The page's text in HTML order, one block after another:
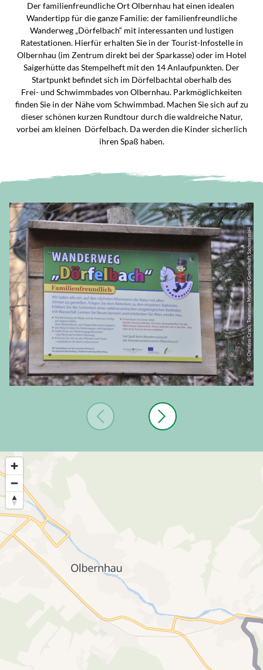
Der familienfreundliche Ort Olbernhau hat einen idealen
Wandertipp für die ganze Familie: der familienfreundliche
Wanderweg „Dörfelbach“ mit interessanten und lustigen
Ratestationen. Hierfür erhalten Sie in der Tourist-Infostelle in
Olbernhau (im Zentrum direkt bei der Sparkasse) oder im Hotel
Saigerhütte das Stempelheft mit den 14 Anlaufpunkten. Der
Startpunkt befindet sich im Dörfelbachtal oberhalb des
Frei- und Schwimmbades von Olbernhau. Parkmöglichkeiten
finden Sie in der Nähe vom Schwimmbad. Machen Sie sich auf zu
dieser schönen kurzen Rundtour durch die waldreiche Natur,
vorbei am kleinen Dörfelbach. Da werden die Kinder sicherlich
ihren Spaß haben.
© Christina Czach, Tourismus Marketing Gesellschaft Sachsen mbH